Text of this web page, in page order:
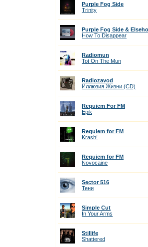
Purple Fog Side
Trinity
Purple Fog Side &
How To Disappear
Radiomun
Tot On The Mun
Radiozavod
Иллюзия Жизни (CD)
Requiem For FM
Epik
Requiem for FM
Krash!
Requiem for FM
Novocaine
Sector 516
Тени
Simple Cut
In Your Arms
Stillife
Shattered